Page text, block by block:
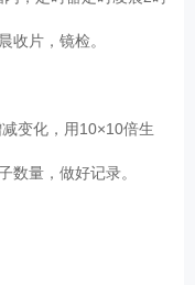
收片，镜检。
变化，用10×10倍生
数量，做好记录。